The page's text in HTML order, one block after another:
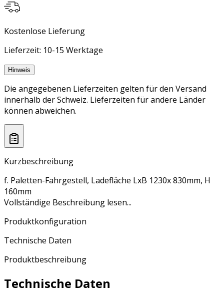
Kostenlose Lieferung
Lieferzeit: 10-15 Werktage
Hinweis
Die angegebenen Lieferzeiten gelten für den Versand
innerhalb der Schweiz. Lieferzeiten für andere Länder
können abweichen.
Kurzbeschreibung
f. Paletten-Fahrgestell, Ladefläche LxB 1230x 830mm, H
160mm
Vollständige Beschreibung lesen...
Produktkonfiguration
Technische Daten
Produktbeschreibung
Technische Daten